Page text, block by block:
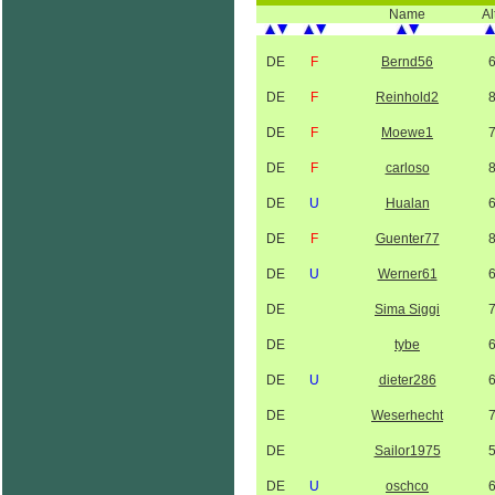
Name
DE F Bernd56
DE F Reinhold2
DE F Moewe1
DE F carloso
DE U Hualan
DE F Guenter77
DE U Werner61
DE Sima Siggi
DE tybe
DE U dieter286
DE Weserhecht
DE Sailor1975
DE U oschco